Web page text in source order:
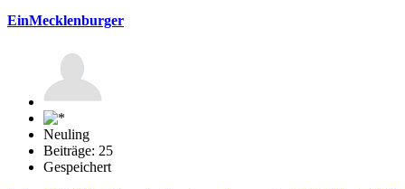
EinMecklenburger
Neuling
Beiträge: 25
Gespeichert